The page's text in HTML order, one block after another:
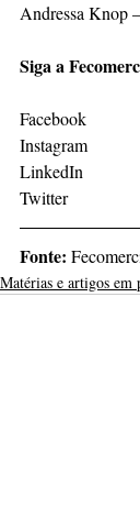
Andressa Knop
Siga a
Facebook
Instagram
LinkedIn
Twitter
Fonte:
Matérias e artigos em